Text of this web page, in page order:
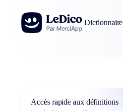
Aller au contenu
Dictionnaire
Accès rapide aux définitions